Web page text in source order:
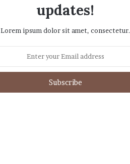
updates!
Lorem ipsum dolor sit amet, consectetur.